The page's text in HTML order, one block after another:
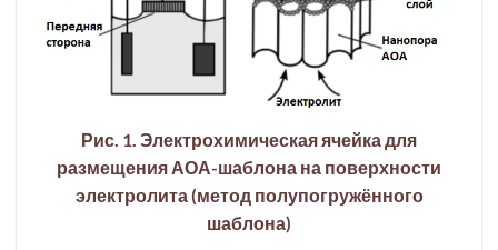
Рис. 1. Электрохимическая ячейка для
размещения АОА-шаблона на поверхности
электролита (метод полупогружённого
шаблона)